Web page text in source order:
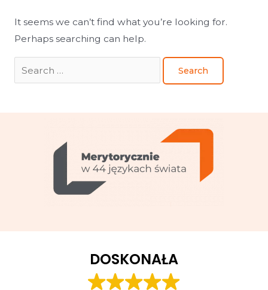
It seems we can’t find what you’re looking for.
Perhaps searching can help.
DOSKONAŁA